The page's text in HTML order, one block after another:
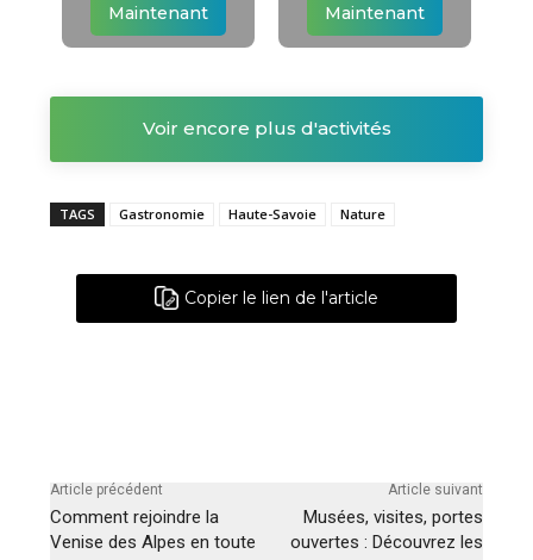
Maintenant
Maintenant
Voir encore plus d'activités
TAGS Gastronomie Haute-Savoie Nature
Copier le lien de l'article
Article précédent
Comment rejoindre la
Venise des Alpes en toute
Article suivant
Musées, visites, portes
ouvertes : Découvrez les